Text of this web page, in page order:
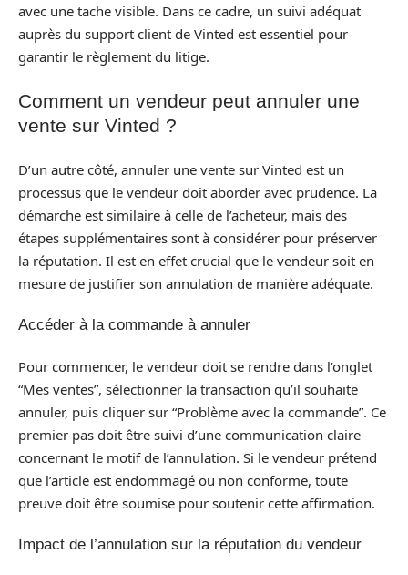
avec une tache visible. Dans ce cadre, un suivi adéquat
auprès du support client de Vinted est essentiel pour
garantir le règlement du litige.
Comment un vendeur peut annuler une
vente sur Vinted ?
D’un autre côté, annuler une vente sur Vinted est un
processus que le vendeur doit aborder avec prudence. La
démarche est similaire à celle de l’acheteur, mais des
étapes supplémentaires sont à considérer pour préserver
la réputation. Il est en effet crucial que le vendeur soit en
mesure de justifier son annulation de manière adéquate.
Accéder à la commande à annuler
Pour commencer, le vendeur doit se rendre dans l’onglet
“Mes ventes”, sélectionner la transaction qu’il souhaite
annuler, puis cliquer sur “Problème avec la commande”. Ce
premier pas doit être suivi d’une communication claire
concernant le motif de l’annulation. Si le vendeur prétend
que l’article est endommagé ou non conforme, toute
preuve doit être soumise pour soutenir cette affirmation.
Impact de l’annulation sur la réputation du vendeur